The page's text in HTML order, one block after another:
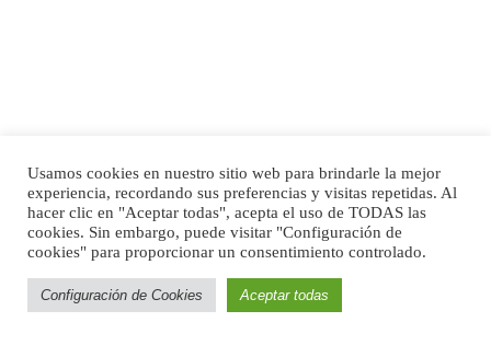
Agamben, Giorgio,La potenza del pensiero, Vicenza, Neri
Pozza Editore, 2005.
_______________,Nuditá , Roma, Nottetempo, 2009.
_______________,Il fuoco e il racconto
Nottetempo, 2014.
Usamos cookies en nuestro sitio web para brindarle la mejor
experiencia, recordando sus preferencias y visitas repetidas. Al
hacer clic en "Aceptar todas", acepta el uso de TODAS las
cookies. Sin embargo, puede visitar "Configuración de
cookies" para proporcionar un consentimiento controlado.
Configuración de Cookies Aceptar todas